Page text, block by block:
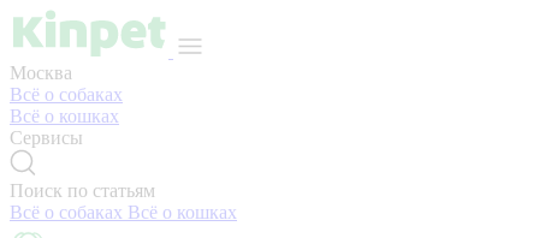
Москва
Всё о собаках
Всё о кошках
Сервисы
Поиск по статьям
Всё о собаках Всё о кошках